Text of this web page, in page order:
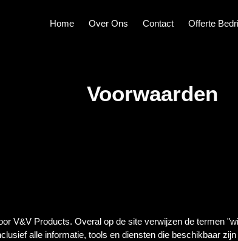
Home Over Ons Contact Offerte
Voorwaarden
V&V Products. Overal op de site verwijzen de termen
alle informatie, tools en diensten die beschikbaar